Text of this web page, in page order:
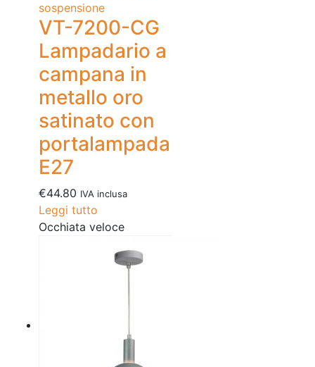
sospensione
VT-7200-CG
Lampadario a
campana in
metallo oro
satinato con
portalampada
E27
€44.80 IVA inclusa
Leggi tutto
Occhiata veloce